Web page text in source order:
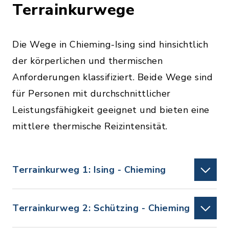
Terrainkurwege
Die Wege in Chieming-Ising sind hinsichtlich
der körperlichen und thermischen
Anforderungen klassifiziert. Beide Wege sind
für Personen mit durchschnittlicher
Leistungsfähigkeit geeignet und bieten eine
mittlere thermische Reizintensität.
Terrainkurweg 1: Ising - Chieming
Terrainkurweg 2: Schützing - Chieming